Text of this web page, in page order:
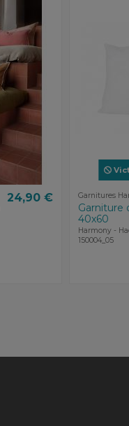
24,90 € Garnitures
Garniture
40x60
Harmony -
150004_05